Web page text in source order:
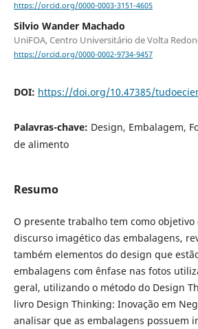
https://orcid.org/0000-0003-3151-4605
Silvio Wander Machado
UniFOA, Centro Universitário de Volta
https://orcid.org/0000-0002-9734-9457
DOI: https://doi.org/10.47385/
Palavras-chave: Design, Embalagem,
de alimento
Resumo
O presente trabalho tem como
discurso imagético das embalagens,
também elementos do design que
embalagens com ênfase nas fotos
geral, utilizando o método do Design
livro Design Thinking: Inovação em
analisar que as embalagens possuem